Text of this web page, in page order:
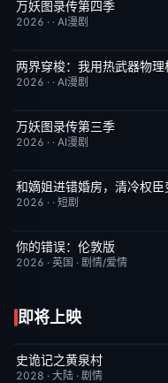
完结
万妖图录传第四季
2026 · · AI漫剧
完结
2026 · · AI漫剧
完结
万妖图录传第三季
2026 · · AI漫剧
完结
2026 · · 短剧
6月23日更新
你的错误：伦敦版
2026 · 英国 · 剧情/爱情
即将上映
6月23日更新
史诡记之黄泉村
2028 · 大陆 · 剧情